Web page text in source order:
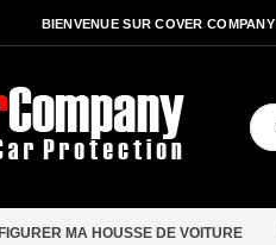
BIENVENUE SUR COVER
MA HOUSSE DE VOITURE